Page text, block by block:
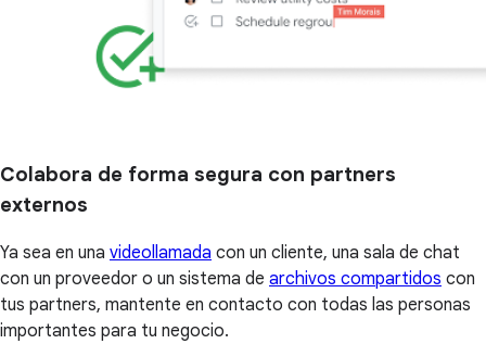
Colabora de forma segura con partners
externos
Ya sea en una videollamada con un cliente, una sala de chat
con un proveedor o un sistema de archivos compartidos con
tus partners, mantente en contacto con todas las personas
importantes para tu negocio.